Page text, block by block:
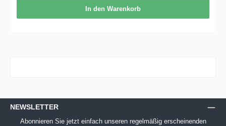
In den Warenkorb
NEWSLETTER
Abonnieren Sie jetzt einfach unseren regelmäßig erscheinenden